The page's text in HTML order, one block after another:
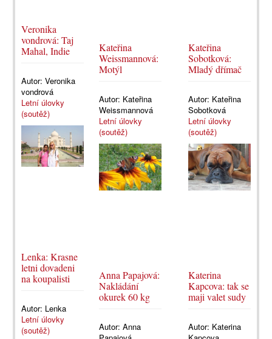
Veronika
vondrová: Taj
Mahal, Indie
Autor: Veronika
vondrová
Letní úlovky
(soutěž)
Kateřina
Weissmannová:
Motýl
Autor: Kateřina
Weissmannová
Letní úlovky
(soutěž)
Kateřina
Sobotková:
Mladý dřímač
Autor: Kateřina
Sobotková
Letní úlovky
(soutěž)
Lenka: Krasne
letni dovadeni
na koupalisti
Autor: Lenka
Letní úlovky
(soutěž)
Anna Papajová:
Nakládání
okurek 60 kg
Autor:Anna
Katerina
Kapcova: tak se
maji valet sudy
Autor: Katerina